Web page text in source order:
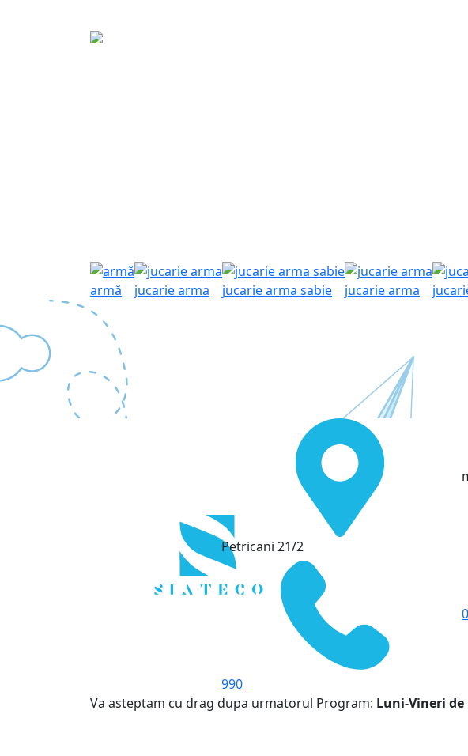
armă jucarie arma jucarie arma sabie jucarie arma
Petricani 21/2
990
Va asteptam cu drag dupa urmatorul Program: Luni-Vineri de